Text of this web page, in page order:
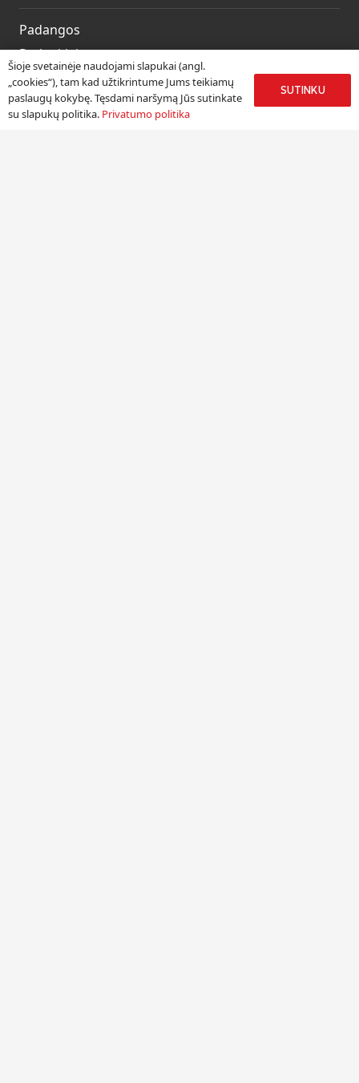
Padangos
Ratlankiai
Kitos prekės
Paslaugos
Šioje svetainėje naudojami slapukai (angl.
„cookies“), tam kad užtikrintume Jums teikiamų
paslaugų kokybę. Tęsdami naršymą Jūs sutinkate
su slapukų politika. Privatumo politika
SUTINKU